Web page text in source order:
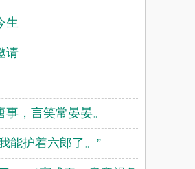
生
请
，言笑常晏晏。
能护着六郎了。”